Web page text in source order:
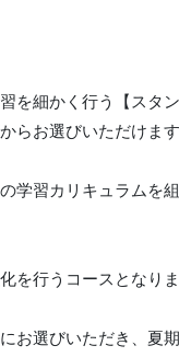
を細かく行う【スタ
らお選びいただけま
学習カリキュラムを
を行うコースとなりま
お選びいただき、夏